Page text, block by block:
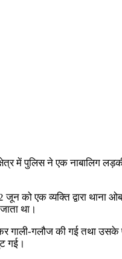
में पुलिस ने एक नाबालिग
को एक व्यक्ति द्वारा
था।
गाली-गलौज की गई तथा
गई।